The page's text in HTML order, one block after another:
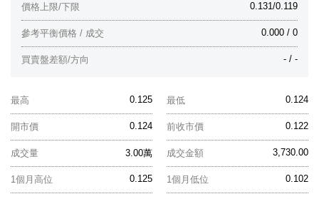
0.131/0.119
價格上限/下限
0.000 / 0
參考平衡價格 / 成交
- / -
買賣盤差額/方向
0.125
最高 0.124
最低
0.124
開市價 0.122
前收市價
3.00萬
成交量 3,730.00
成交金額
0.125
1個月高位 0.102
1個月低位